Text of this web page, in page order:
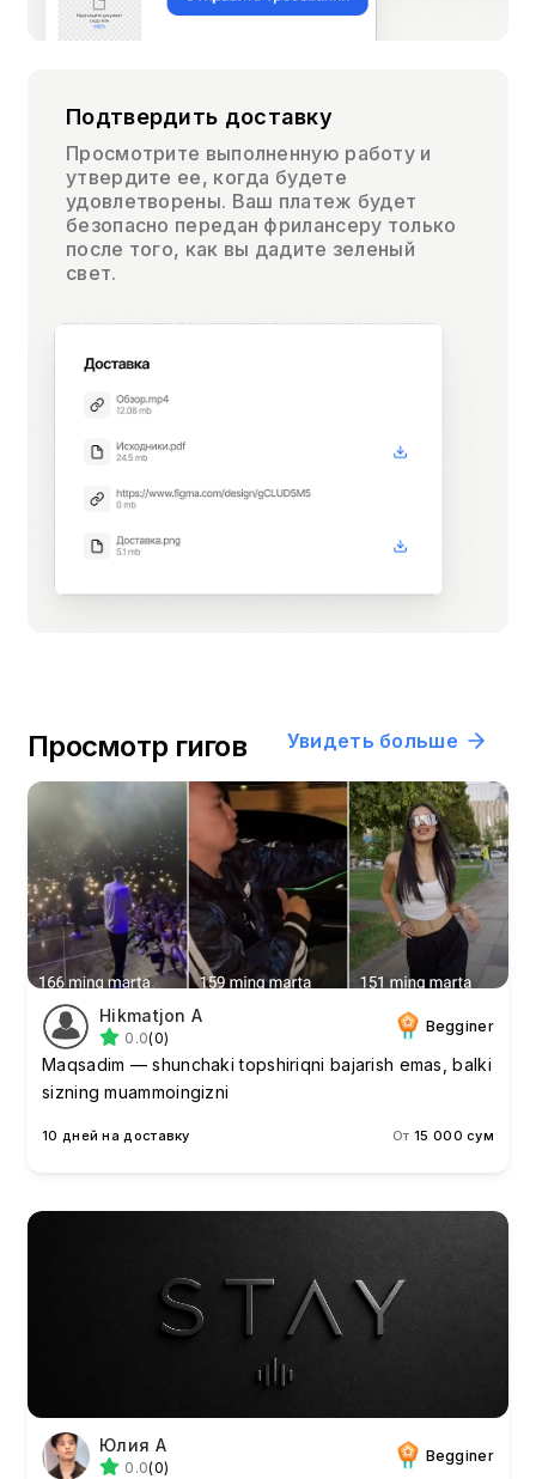
Подтвердить доставку
Просмотрите выполненную работу и
утвердите ее, когда будете
удовлетворены. Ваш платеж будет
безопасно передан фрилансеру только
после того, как вы дадите зеленый
свет.
Просмотр гигов Увидеть больше
Hikmatjon A
0.0(0)
Begginer
Maqsadim — shunchaki topshiriqni bajarish emas, balki
sizning muammoingizni
10 дней на доставку От 15 000 сум
Юлия А
0.0(0)
Begginer